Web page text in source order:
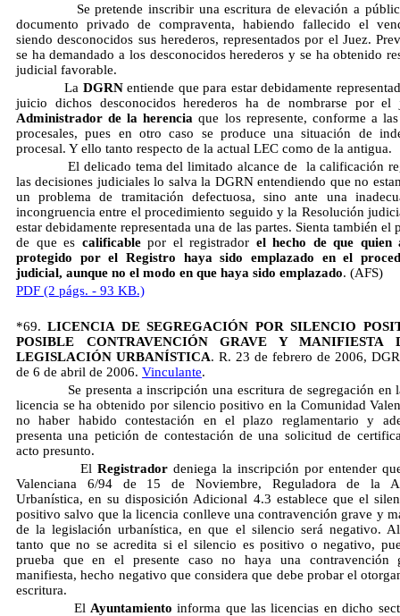
Se pretende inscribir una escritura de elevación a
documento privado de compraventa, habiendo fallecido el
siendo desconocidos sus herederos, representados por el Juez.
se ha demandado a los desconocidos herederos y se ha obtenido
judicial favorable.
La DGRNentiende que para estar debidamente
juicio dichos desconocidos herederos ha de nombrarse por el
Administrador de la herencia que los represente, conforme a
procesales, pues en otro caso se produce una situación de
procesal. Y ello tanto respecto de la actual LEC como de la antigua.
El delicado tema del limitado alcance de la calificación
las decisiones judiciales lo salva la DGRN entendiendo que no
un problema de tramitación defectuosa, sino ante una
incongruencia entre el procedimiento seguido y la Resolución
estar debidamente representada una de las partes. Sienta también el
de que es calificablepor el registrador el hecho de que quien
protegido por el Registro haya sido emplazado en el
judicial, aunque no el modo en que haya sido emplazado. (AFS)
PDF (2 págs. - 93 KB.)
*69.LICENCIA DE SEGREGACIÓN POR SILENCIO
POSIBLE CONTRAVENCIÓN GRAVE Y MANIFIESTA
LEGISLACIÓN URBANÍSTICA. R. 23 de febrero de 2006,
de 6 de abril de 2006. Vinculante.
Se presenta a inscripción una escritura de segregación en
licencia se ha obtenido por silencio positivo en la Comunidad
no haber habido contestación en el plazo reglamentario y
presenta una petición de contestación de una solicitud de
acto presunto.
El Registrador deniega la inscripción por entender
Valenciana 6/94 de 15 de Noviembre, Reguladora de la
Urbanística, en su disposición Adicional 4.3 establece que el
positivo salvo que la licencia conlleve una contravención grave y
de la legislación urbanística, en que el silencio será negativo.
tanto que no se acredita si el silencio es positivo o negativo,
prueba que en el presente caso no haya una contravención
manifiesta, hecho negativo que considera que debe probar el
escritura.
El Ayuntamiento informa que las licencias en dicho